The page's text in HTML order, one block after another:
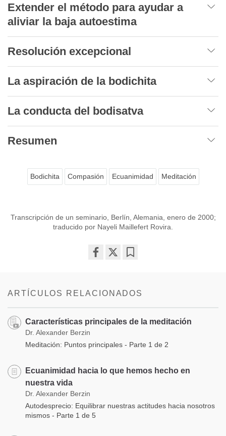
Extender el método para ayudar a
aliviar la baja autoestima
Resolución excepcional
La aspiración de la bodichita
La conducta del bodisatva
Resumen
Bodichita Compasión Ecuanimidad Meditación
Transcripción de un seminario, Berlín, Alemania, enero de 2000;
traducido por Nayeli Maillefert Rovira.
ARTÍCULOS RELACIONADOS
Características principales de la meditación
Dr. Alexander Berzin
Meditación: Puntos principales - Parte 1 de 2
Ecuanimidad hacia lo que hemos hecho en
nuestra vida
Dr. Alexander Berzin
Autodesprecio: Equilibrar nuestras actitudes hacia nosotros
mismos - Parte 1 de 5